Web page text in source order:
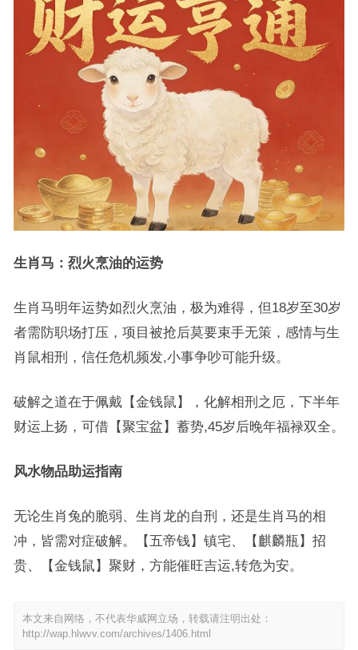
生肖马：烈火烹油的运势
生肖马明年运势如烈火烹油，极为难得，但18岁至30岁
者需防职场打压，项目被抢后莫要束手无策，感情与生
肖鼠相刑，信任危机频发,小事争吵可能升级。
破解之道在于佩戴【金钱鼠】，化解相刑之厄，下半年
财运上扬，可借【聚宝盆】蓄势,45岁后晚年福禄双全。
风水物品助运指南
无论生肖兔的脆弱、生肖龙的自刑，还是生肖马的相
冲，皆需对症破解。【五帝钱】镇宅、【麒麟瓶】招
贵、【金钱鼠】聚财，方能催旺吉运,转危为安。
本文来自网络，不代表华威网立场，转载请注明出处：
http://wap.hlwvv.com/archives/1406.html